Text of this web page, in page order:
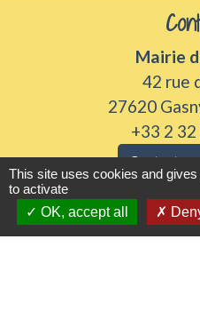
Mairie
42 rue
27620
+33 2
Contact
Horaires
Du lundi au vendredi
This site uses cookies and
to activate
OK, accept all